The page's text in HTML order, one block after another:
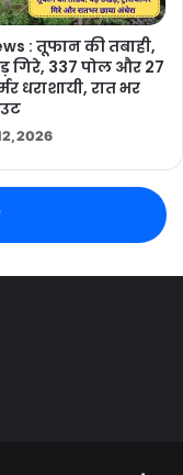
: तूफान की तबाही,
गिरे, 337 पोल और 27
धराशायी, रात भर
2026